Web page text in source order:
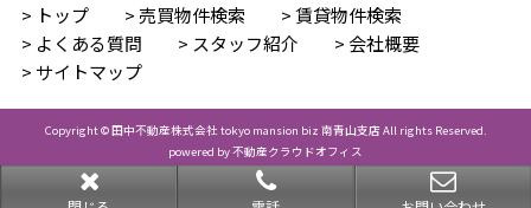
トップ 売買物件検索
賃貸物件検索
よくある質問
スタッフ紹介
会社概要
サイトマップ
Copyright © 田中不動産株式会社 tokyo mansion biz 南青山支店 All rights Reserved.
powered by 不動産クラウドオフィス